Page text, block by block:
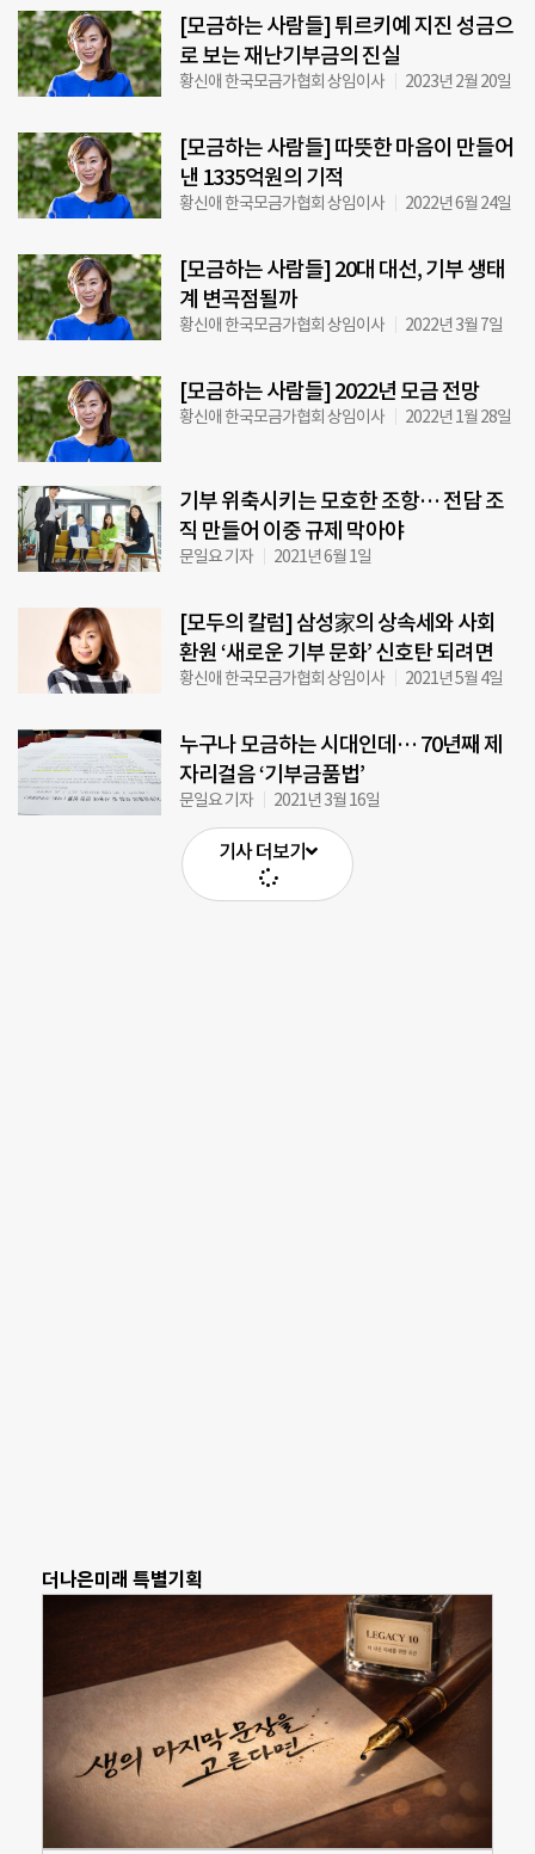
[모금하는 사람들] 튀르키예 지진 성금으
로 보는 재난기부금의 진실
황신애 한국모금가협회 상임이사 2023년 2월 20일
[모금하는 사람들] 따뜻한 마음이 만들어
낸 1335억원의 기적
황신애 한국모금가협회 상임이사 2022년 6월 24일
[모금하는 사람들] 20대 대선, 기부 생태
계 변곡점될까
황신애 한국모금가협회 상임이사 2022년 3월 7일
[모금하는 사람들] 2022년 모금 전망
황신애 한국모금가협회 상임이사 2022년 1월 28일
기부 위축시키는 모호한 조항… 전담 조
직 만들어 이중 규제 막아야
문일요 기자 2021년 6월 1일
[모두의 칼럼] 삼성家의 상속세와 사회
환원 ‘새로운 기부 문화’ 신호탄 되려면
황신애 한국모금가협회 상임이사 2021년 5월 4일
누구나 모금하는 시대인데… 70년째 제
자리걸음 ‘기부금품법’
문일요 기자 2021년 3월 16일
기사 더보기
더나은미래 특별기획